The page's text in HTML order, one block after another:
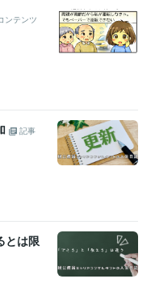
ンテンツ
記事
とは限